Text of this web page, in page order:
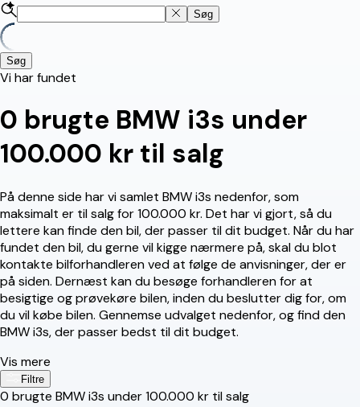
Søg
Søg
Vi har fundet
0 brugte BMW i3s under
100.000 kr til salg
På denne side har vi samlet BMW i3s nedenfor, som
maksimalt er til salg for 100.000 kr. Det har vi gjort, så du
lettere kan finde den bil, der passer til dit budget. Når du har
fundet den bil, du gerne vil kigge nærmere på, skal du blot
kontakte bilforhandleren ved at følge de anvisninger, der er
på siden. Dernæst kan du besøge forhandleren for at
besigtige og prøvekøre bilen, inden du beslutter dig for, om
du vil købe bilen. Gennemse udvalget nedenfor, og find den
BMW i3s, der passer bedst til dit budget.
Vis mere
Filtre
0 brugte BMW i3s under 100.000 kr til salg